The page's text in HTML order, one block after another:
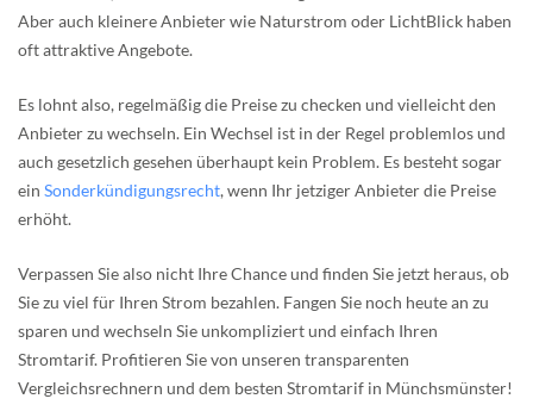
Aber auch kleinere Anbieter wie Naturstrom oder LichtBlick haben
oft attraktive Angebote.
Es lohnt also, regelmäßig die Preise zu checken und vielleicht den
Anbieter zu wechseln. Ein Wechsel ist in der Regel problemlos und
auch gesetzlich gesehen überhaupt kein Problem. Es besteht sogar
ein Sonderkündigungsrecht, wenn Ihr jetziger Anbieter die Preise
erhöht.
Verpassen Sie also nicht Ihre Chance und finden Sie jetzt heraus, ob
Sie zu viel für Ihren Strom bezahlen. Fangen Sie noch heute an zu
sparen und wechseln Sie unkompliziert und einfach Ihren
Stromtarif. Profitieren Sie von unseren transparenten
Vergleichsrechnern und dem besten Stromtarif in Münchsmünster!